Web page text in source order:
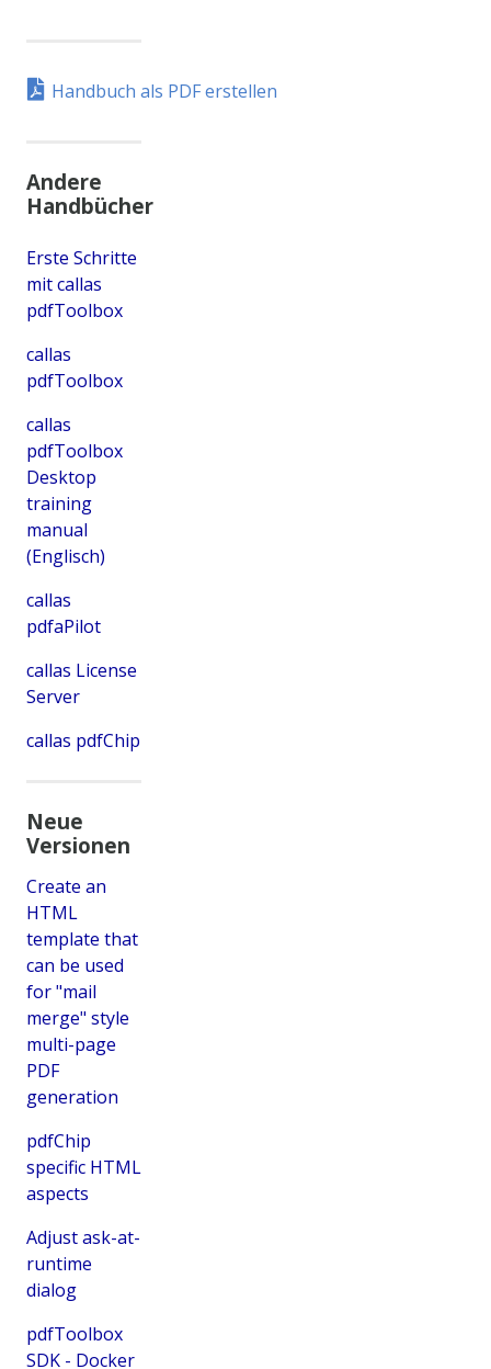
Handbuch als PDF erstellen
Andere
Handbücher
Erste Schritte
mit callas
pdfToolbox
callas
pdfToolbox
callas
pdfToolbox
Desktop
training
manual
(Englisch)
callas
pdfaPilot
callas License
Server
callas pdfChip
Neue
Versionen
Create an
HTML
template that
can be used
for "mail
merge" style
multi-page
PDF
generation
pdfChip
specific HTML
aspects
Adjust ask-at-
runtime
dialog
pdfToolbox
SDK - Docker